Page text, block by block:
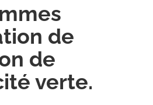
de
de
verte.